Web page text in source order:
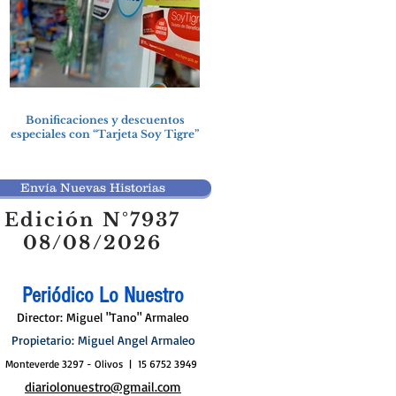
Bonificaciones y descuentos
especiales con “Tarjeta Soy Tigre”
Envía Nuevas Historias
Edición N°7937
08/08/2026
Periódico Lo Nuestro
Director: Miguel "Tano" Armaleo
Propietario: Miguel Angel Armaleo
Monteverde 3297 - Olivos | 15 6752 3949
diariolonuestro@gmail.com